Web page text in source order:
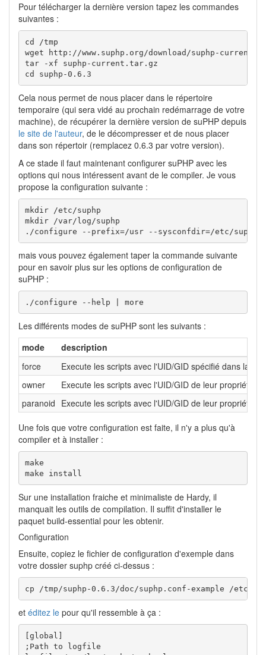
Pour télécharger la dernière version tapez les commandes
suivantes :
cd /tmp
wget http://www.suphp.org/download/suphp-
tar -xf suphp-current.tar.gz
cd suphp-0.6.3
Cela nous permet de nous placer dans le répertoire
temporaire (qui sera vidé au prochain redémarrage de votre
machine), de récupérer la dernière version de suPHP depuis
le site de l'auteur, de le décompresser et de nous placer
dans son répertoir (remplacez 0.6.3 par votre version).
A ce stade il faut maintenant configurer suPHP avec les
options qui nous intéressent avant de le compiler. Je vous
propose la configuration suivante :
mkdir /etc/suphp
mkdir /var/log/suphp
./configure --prefix=/usr --sysconfdir=/etc/suphp
mais vous pouvez également taper la commande suivante
pour en savoir plus sur les options de configuration de
suPHP :
./configure --help | more
Les différents modes de suPHP sont les suivants :
mode
description
force
Execute les scripts avec l'UID/GID spécifié dans la
owner
Execute les scripts avec l'UID/GID de leur propriétaire
paranoid Execute les scripts avec l'UID/GID de leur
Une fois que votre configuration est faite, il n'y a plus qu'à
compiler et à installer :
make
make install
Sur une installation fraiche et minimaliste de Hardy, il
manquait les outils de compilation. Il suffit d'installer le
paquet build-essential pour les obtenir.
Configuration
Ensuite, copiez le fichier de configuration d'exemple dans
votre dossier suphp créé ci-dessus :
cp /tmp/suphp-0.6.3/doc/suphp.conf-example /etc/
et éditez le pour qu'il ressemble à ça :
[global]
;Path to logfile